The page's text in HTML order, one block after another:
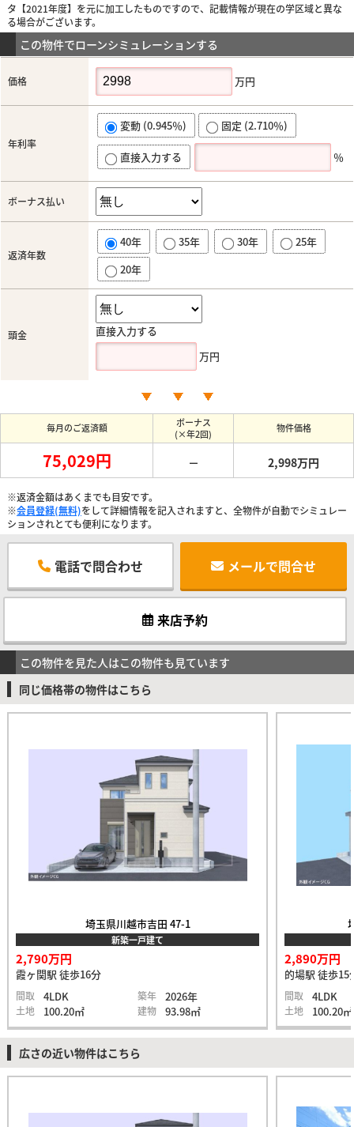
タ【2021年度】を元に加工したものですので、記載情報が現在の学区域と異な
る場合がございます。
この物件でローンシミュレーションする
価格 万円
年利率
変動 (0.945％) 固定 (2.710％)
直接入力する ％
ボーナス払い
返済年数
40年 35年 30年
25年
20年
頭金
直接入力する
万円
毎月のご返済額
ボーナス
(×年2回)
物件価格
75,029円 － 2,998万円
※返済金額はあくまでも目安です。
※会員登録(無料)をして詳細情報を記入されますと、全物件が自動でシミュレー
ションされとても便利になります。
電話で問合わせ メールで問合せ
来店予約
この物件を見た人はこの物件も見ています
同じ価格帯の物件はこちら
埼玉県川越市吉田 47-1
新築一戸建て
2,790万円
霞ヶ関駅 徒歩16分
間取 4LDK 築年 2026年
土地 100.20㎡ 建物 93.98㎡
2,890万円
的場駅 徒歩15
間取 4LDK
土地 100.20㎡
広さの近い物件はこちら